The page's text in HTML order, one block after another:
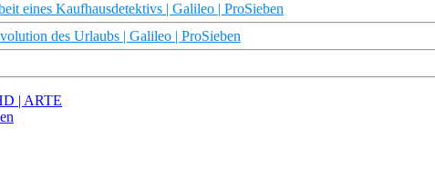
eines Kaufhausdetektivs | Galileo | ProSieben
des Urlaubs | Galileo | ProSieben
| ARTE